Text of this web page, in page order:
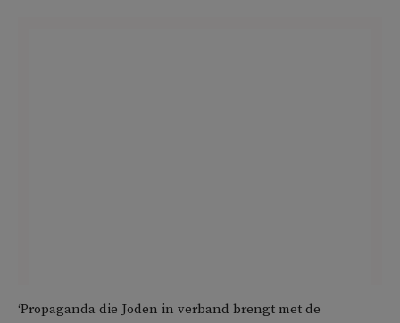
‘Propaganda die Joden in verband brengt met de